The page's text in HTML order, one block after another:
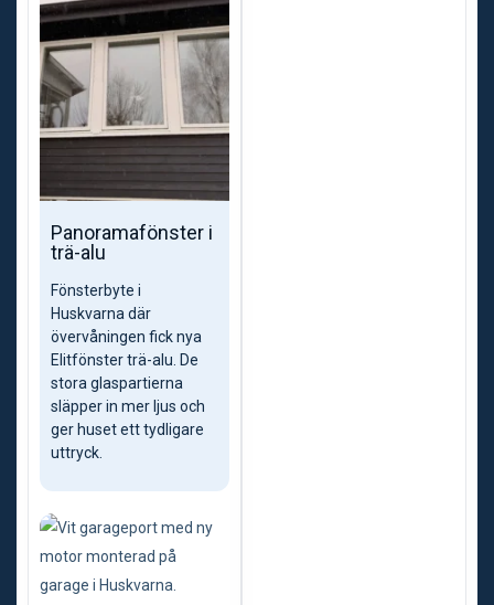
Panoramafönster i
trä-alu
Fönsterbyte i
Huskvarna där
övervåningen fick nya
Elitfönster trä-alu. De
stora glaspartierna
släpper in mer ljus och
ger huset ett tydligare
uttryck.